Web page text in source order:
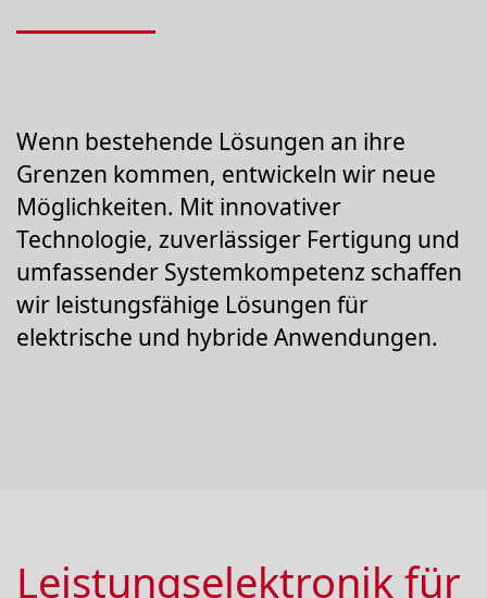
Wenn bestehende Lösungen an ihre
Grenzen kommen, entwickeln wir neue
Möglichkeiten. Mit innovativer
Technologie, zuverlässiger Fertigung und
umfassender Systemkompetenz schaffen
wir leistungsfähige Lösungen für
elektrische und hybride Anwendungen.
Leistungselektronik für